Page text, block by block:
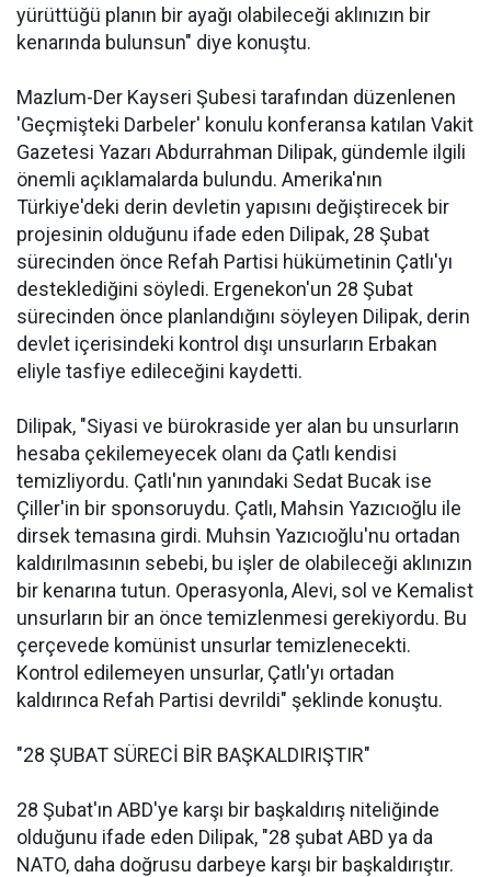
yürüttüğü planın bir ayağı olabileceği aklınızın bir
kenarında bulunsun" diye konuştu.
Mazlum-Der Kayseri Şubesi tarafından düzenlenen
'Geçmişteki Darbeler' konulu konferansa katılan Vakit
Gazetesi Yazarı Abdurrahman Dilipak, gündemle ilgili
önemli açıklamalarda bulundu. Amerika'nın
Türkiye'deki derin devletin yapısını değiştirecek bir
projesinin olduğunu ifade eden Dilipak, 28 Şubat
sürecinden önce Refah Partisi hükümetinin Çatlı'yı
desteklediğini söyledi. Ergenekon'un 28 Şubat
sürecinden önce planlandığını söyleyen Dilipak, derin
devlet içerisindeki kontrol dışı unsurların Erbakan
eliyle tasfiye edileceğini kaydetti.
Dilipak, "Siyasi ve bürokraside yer alan bu unsurların
hesaba çekilemeyecek olanı da Çatlı kendisi
temizliyordu. Çatlı'nın yanındaki Sedat Bucak ise
Çiller'in bir sponsoruydu. Çatlı, Mahsin Yazıcıoğlu ile
dirsek temasına girdi. Muhsin Yazıcıoğlu'nu ortadan
kaldırılmasının sebebi, bu işler de olabileceği aklınızın
bir kenarına tutun. Operasyonla, Alevi, sol ve Kemalist
unsurların bir an önce temizlenmesi gerekiyordu. Bu
çerçevede komünist unsurlar temizlenecekti.
Kontrol edilemeyen unsurlar, Çatlı'yı ortadan
kaldırınca Refah Partisi devrildi" şeklinde konuştu.
"28 ŞUBAT SÜRECİ BİR BAŞKALDIRIŞTIR"
28 Şubat'ın ABD'ye karşı bir başkaldırış niteliğinde
olduğunu ifade eden Dilipak, "28 şubat ABD ya da
NATO, daha doğrusu darbeye karşı bir başkaldırıştır.